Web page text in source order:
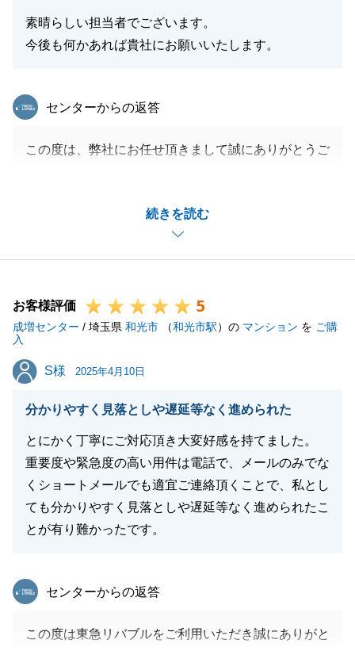
素晴らしい担当者でございます。
今後も何かあれば貴社にお願いいたします。
続きを読む
東急リバブル
センターからの返答
この度は、弊社にお任せ頂きまして誠にありがとうご
も嬉しい限りでございます。
今後不動産関係でお困りのことがございましたら是
非、弊社までご相談くださいませ。
この度は、本当にありがとうございました。
お客様評価 5
成増センター / 埼玉県 和光市 （和光市駅）の マンション を ご購
入
S様
S様 2025年4月10日
分かりやすく見落としや遅延等なく進められた
とにかく丁寧にご対応頂き大変好感を持てました。
重要度や緊急度の高い用件は電話で、メールのみでな
くショートメールでも適宜ご連絡頂くことで、私とし
ても分かりやすく見落としや遅延等なく進められたこ
とが有り難かったです。
東急リバブル
センターからの返答
この度は東急リバブルをご利用いただき誠にありがと